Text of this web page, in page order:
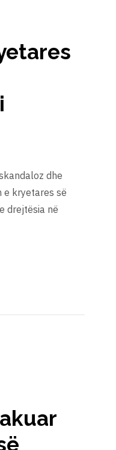
dhe
e kryetares së
drejtësia në